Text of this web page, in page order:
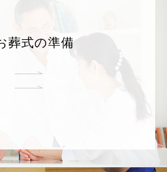
葬式の準備